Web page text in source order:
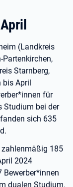
(Landkreis
Starnberg,
bis April
für
Studium bei der
sich 635
zahlenmäßig 185
2024
Bewerber*innen
dualen Studium.